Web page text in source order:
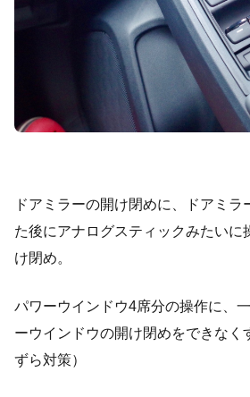
ドアミラーの開け閉めに、ドアミラ
た後にアナログスティックみたいに
け閉め。
パワーウインドウ4席分の操作に、
ーウインドウの開け閉めをできなく
ずら対策）